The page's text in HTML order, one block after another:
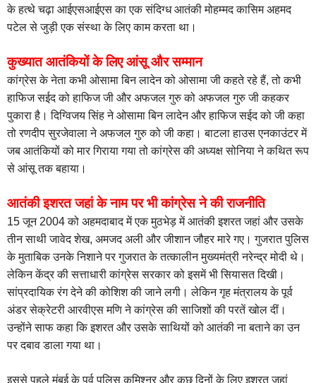
के हत्थे चढ़ा आईएसआईएस का एक संदिग्ध आतंकी मोहम्मद कासिम अहमद
पटेल से जुड़ी एक संस्था के लिए काम करता था।
कुख्यात आतंकियों के लिए आंसू और सम्मान
कांग्रेस के नेता कभी ओसामा बिन लादेन को ओसामा जी कहते रहे हैं, तो कभी
हाफिज सईद को हाफिज जी और अफजल गुरु को अफजल गुरु जी कहकर
पुकारा है। दिग्विजय सिंह ने ओसामा बिन लादेन और हाफिज सईद को जी कहा
तो रणदीप सुरजेवाला ने अफजल गुरु को जी कहा। बाटला हाउस एनकाउंटर में
जब आतंकियों को मार गिराया गया तो कांग्रेस की अध्यक्ष सोनिया ने कथित रूप
से आंसू तक बहाया।
आतंकी इशरत जहां के नाम पर भी कांग्रेस ने की राजनीति
15 जून 2004 को अहमदाबाद में एक मुठभेड़ में आतंकी इशरत जहां और उसके
तीन साथी जावेद शेख, अमजद अली और जीशान जौहर मारे गए। गुजरात पुलिस
के मुताबिक उनके निशाने पर गुजरात के तत्कालीन मुख्यमंत्री नरेन्द्र मोदी थे।
लेकिन केंद्र की सत्ताधारी कांग्रेस सरकार को इसमें भी सियासत दिखी।
सांप्रदायिक रंग देने की कोशिश की जाने लगी। लेकिन गृह मंत्रालय के पूर्व
अंडर सेक्रेटरी आरवीएस मणि ने कांग्रेस की साजिशों की परतें खोल दीं।
उन्होंने साफ कहा कि इशरत और उसके साथियों को आतंकी ना बताने का उन
पर दबाव डाला गया था।
इससे पहले मुंबई के पूर्व पुलिस कमिश्नर और कुछ दिनों के लिए इशरत जहां